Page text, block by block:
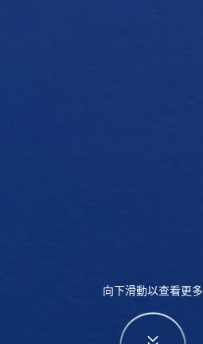
向下滑動以查看更多